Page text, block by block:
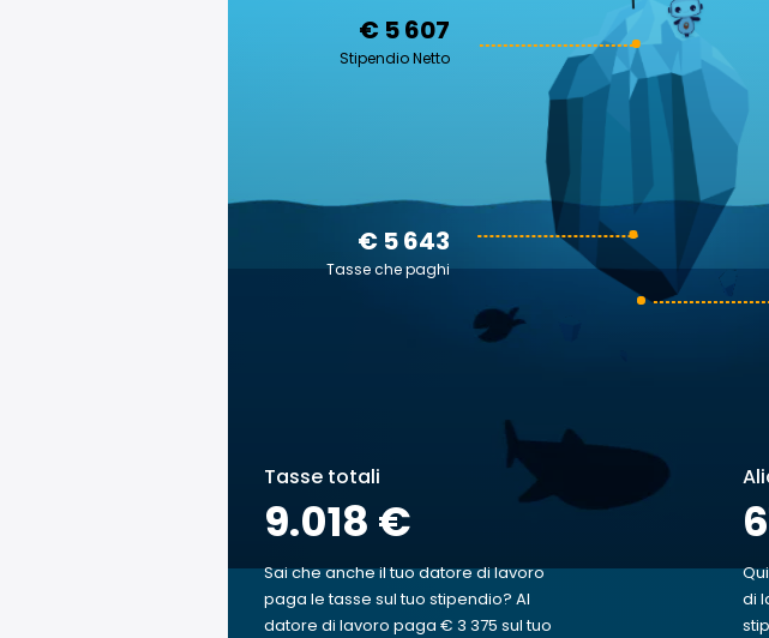
€ 5 607
Stipendio Netto
€ 5 643
Tasse che paghi
Tasse totali
9.018 €
Sai che anche il tuo datore di lavoro
paga le tasse sul tuo stipendio? Al
datore di lavoro paga € 3 375 sul tuo
di